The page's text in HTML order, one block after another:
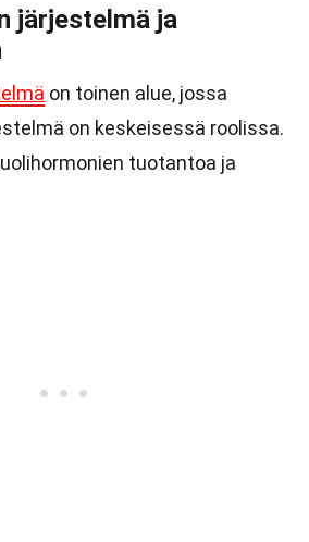
järjestelmä ja
on toinen alue, jossa
on keskeisessä roolissa.
tuotantoa ja